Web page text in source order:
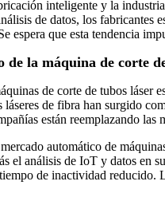
inteligente y la
de datos, los fabricantes
espera que esta tendencia
de la máquina de corte
de corte de tubos láser
de fibra han surgido
están reemplazando
automático de
el análisis de IoT y datos
de inactividad reducido.